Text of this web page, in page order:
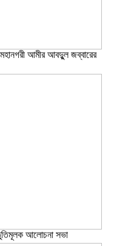
আমীর আবদুুল জব্বারের
আলোচনা সভা